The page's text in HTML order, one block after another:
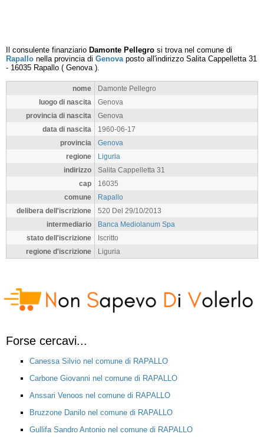
Il consulente finanziario Damonte Pellegro si trova nel comune di
Rapallo nella provincia di Genovaposto all'indirizzo Salita Cappelletta 31
- 16035 Rapallo ( Genova).
nome
Damonte Pellegro
luogo di nascita
Genova
provincia di nascita
Genova
data di nascita
1960-06-17
provincia
Genova
regione
Liguria
indirizzo
Salita Cappelletta 31
cap
16035
comune
Rapallo
delibera dell'iscrizione
520 Del 29/10/2013
intermediario
Banca Mediolanum Spa
stato dell'iscrizione
Iscritto
regione d'iscrizione
Liguria
Forse cercavi...
Canessa Silvio nel comune di RAPALLO
Carbone Giovanni nel comune di RAPALLO
Anssari Venoos nel comune di RAPALLO
Bruzzone Danilo nel comune di RAPALLO
Gullifa Sandro Antonio nel comune di RAPALLO